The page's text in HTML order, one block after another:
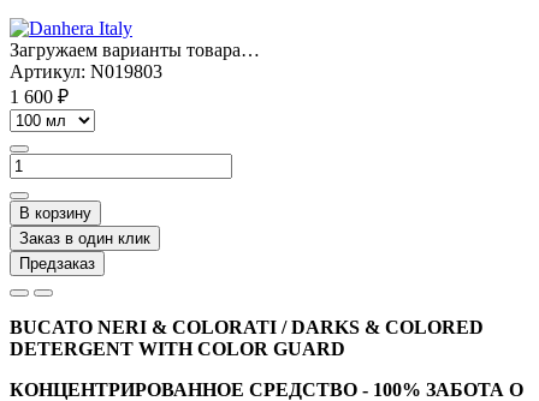
Загружаем варианты товара…
Артикул: N019803
1 600 ₽
В корзину
Заказ в один клик
Предзаказ
BUCATO NERI & COLORATI / DARKS & COLORED
DETERGENT WITH COLOR GUARD
КОНЦЕНТРИРОВАННОЕ СРЕДСТВО - 100% ЗАБОТА О